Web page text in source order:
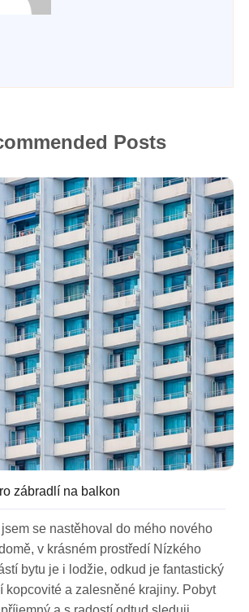
Posts
zábradlí na balkon
se nastěhoval do mého nového
v krásném prostředí Nízkého
bytu je i lodžie, odkud je fantastický
kopcovité a zalesněné krajiny. Pobyt